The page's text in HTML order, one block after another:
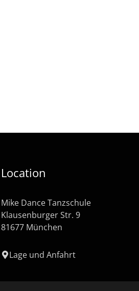
Location
Mike Dance Tanzschule
Klausenburger Str. 9
81677 München
Lage und Anfahrt